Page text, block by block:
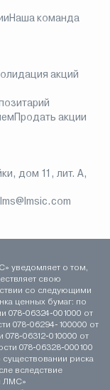
Наша команда
акций
Продать акции
дом 11, лит. А,
lms@lmsic.com
уведомляет о том,
свою
со следующими
ценных бумаг: по
078-06324-001000 от
078-06294-100000 от
078-06312-010000 от
078-06328-000100
существовании риска
вследствие
ЛМС»